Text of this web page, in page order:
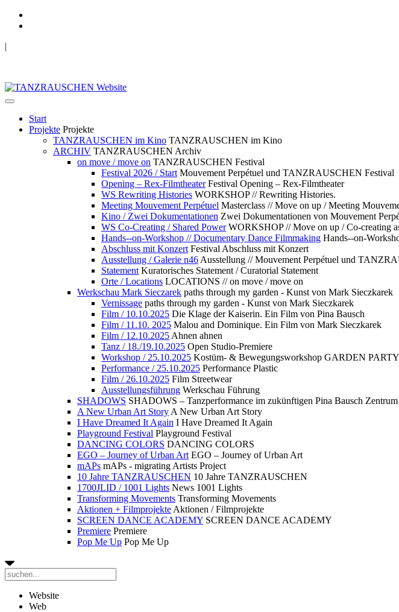
|
Start
Projekte Projekte
TANZRAUSCHEN im Kino TANZRAUSCHEN im Kino
ARCHIV TANZRAUSCHEN Archiv
on move / move on TANZRAUSCHEN Festival
Festival 2026 / Start Mouvement Perpétuel und TANZRAUSCHEN Festival
Opening – Rex-Filmtheater Festival Opening – Rex-Filmtheater
WS Rewriting Histories WORKSHOP // Rewriting Histories.
Meeting Mouvement Perpétuel Masterclass // Move on up / Meeting
Kino / Zwei Dokumentationen Zwei Dokumentationen von Mouvement
WS Co-Creating / Shared Power WORKSHOP // Move on up / Co-creating
Hands--on-Workshop // Documentary Dance Filmmaking Hands--on-
Abschluss mit Konzert Festival Abschluss mit Konzert
Ausstellung / Galerie n46 Ausstellung // Mouvement Perpétuel und
Statement Kuratorisches Statement / Curatorial Statement
Orte / Locations LOCATIONS // on move / move on
Werkschau Mark Sieczarek paths through my garden - Kunst von Mark Sieczkarek
Vernissage paths through my garden - Kunst von Mark Sieczkarek
Film / 10.10.2025 Die Klage der Kaiserin. Ein Film von Pina Bausch
Film / 11.10. 2025 Malou and Dominique. Ein Film von Mark Sieczkarek
Film / 12.10.2025 Ahnen ahnen
Tanz / 18./19.10.2025 Open Studio-Premiere
Workshop / 25.10.2025 Kostüm- & Bewegungsworkshop GARDEN PARTY
Performance / 25.10.2025 Performance Plastic
Film / 26.10.2025 Film Streetwear
Ausstellungsführung Werkschau Führung
SHADOWS SHADOWS – Tanzperformance im zukünftigen Pina Bausch Zentrum
A New Urban Art Story A New Urban Art Story
I Have Dreamed It Again I Have Dreamed It Again
Playground Festival Playground Festival
DANCING COLORS DANCING COLORS
EGO – Journey of Urban Art EGO – Journey of Urban Art
mAPs mAPs - migrating Artists Project
10 Jahre TANZRAUSCHEN 10 Jahre TANZRAUSCHEN
1700JLID / 1001 Lights News 1001 Lights
Transforming Movements Transforming Movements
Aktionen + Filmprojekte Aktionen / Filmprojekte
SCREEN DANCE ACADEMY SCREEN DANCE ACADEMY
Premiere Premiere
Pop Me Up Pop Me Up
Website
Web